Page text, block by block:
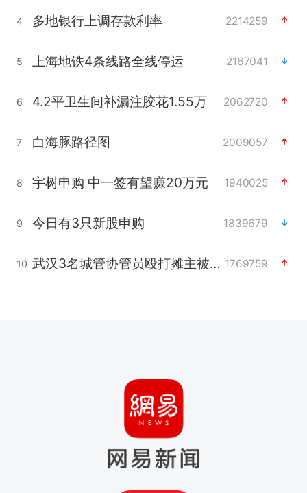
4 多地银行上调存款利率 2214259
5 上海地铁4条线路全线停运 2167041
6 4.2平卫生间补漏注胶花1.55万 2062720
7 白海豚路径图 2009057
8 宇树申购 中一签有望赚20万元 1940025
9 今日有3只新股申购 1839679
10 武汉3名城管协管员殴打摊主被刑拘 1769759